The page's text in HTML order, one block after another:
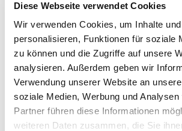
Diese Webseite verwendet Cookies
Wir verwenden Cookies, um Inhalte
personalisieren, Funktionen für soziale
zu können und die Zugriffe auf unsere
analysieren. Außerdem geben wir
Verwendung unserer Website an
soziale Medien, Werbung und
Partner führen diese Informationen
weiteren Daten zusammen, die Sie
Dies könnte Sie